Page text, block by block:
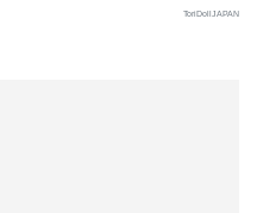
ToriDollJAPAN